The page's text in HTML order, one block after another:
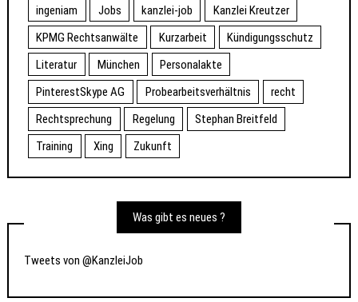
ingeniam
Jobs kanzlei-job
Kanzlei Kreutzer
KPMG Rechtsanwälte
Kurzarbeit
Kündigungsschutz
Literatur
München
Personalakte
PinterestSkype AG
Probearbeitsverhältnis
recht
Rechtsprechung
Regelung
Stephan Breitfeld
Training
Xing Zukunft
Was gibt es neues ?
Tweets von @KanzleiJob